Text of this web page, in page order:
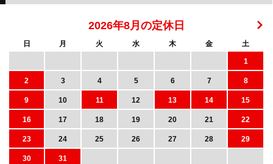
2026年8月の定休日
日 月 火 水 木 金
土
1
2
3 4 5 6 7
8
9
10 11 12 13 14
15
16
17 18 19 20 21
22
23
24 25 26 27 28
29
30
31